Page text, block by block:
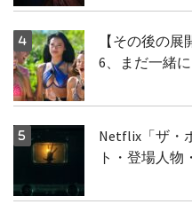
【その後の
6、まだ一緒
Netflix「ザ・
ト・登場人